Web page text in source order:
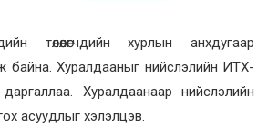
төлөөлөгчдийн хурлын анхдугаар
байна. Хуралдааныг нийслэлийн ИТХ-
Хуралдаанаар нийслэлийн
асуудлыг хэлэлцэв.